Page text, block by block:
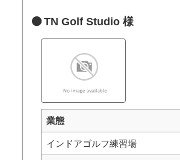
TN Golf Studio 様
業態
インドアゴルフ練習場